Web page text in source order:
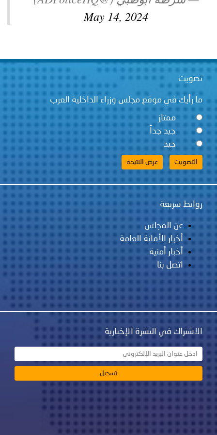
إنجازات
توعوية
الخدمات
أصداء
الأمانة
إعلانات
من
نحن
اتصل
بنا
May 14, 2024
تصويت
ما رأيك في موقع مجلس وزراء الداخلية العرب
ممتاز
جيد جداً
جيد
روابط سريعة
عن المجلس
أخبار الأمانة العامة
أخبار أمنية
اتصل بنا
الاشتراك في النشرة الإخبارية